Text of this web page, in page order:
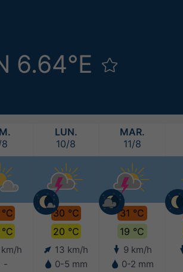
6.64°E
km/h
-
LUN.
10/8
30 °C
20 °C
13 km/h
0-5 mm
MAR.
11/8
31 °C
19 °C
9 km/h
0-2 mm